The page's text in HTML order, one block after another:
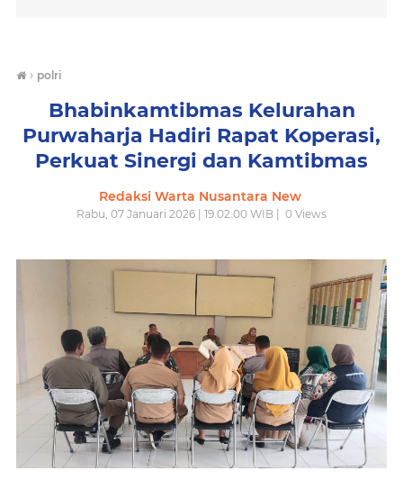
› polri
Bhabinkamtibmas Kelurahan
Purwaharja Hadiri Rapat Koperasi,
Perkuat Sinergi dan Kamtibmas
Redaksi Warta Nusantara New
Rabu, 07 Januari 2026 | 19.02.00 WIB | 0 Views